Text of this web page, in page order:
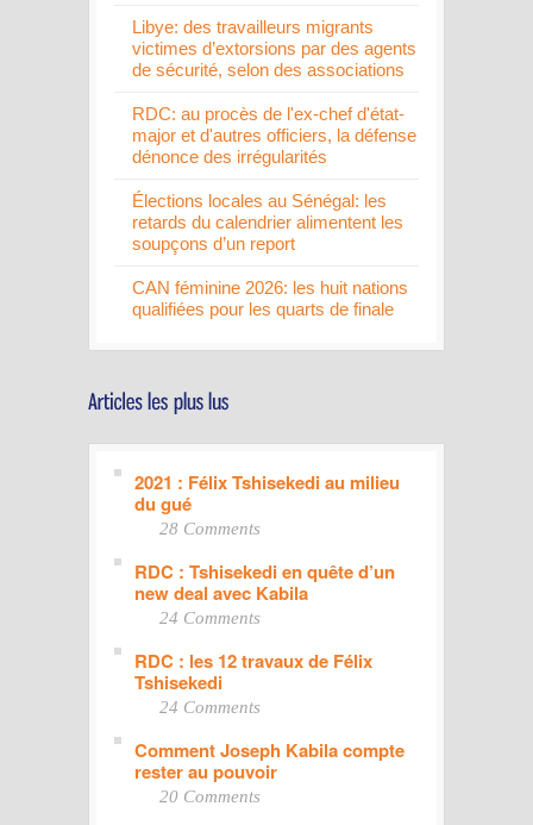
Libye: des travailleurs migrants
victimes d’extorsions par des agents
de sécurité, selon des associations
RDC: au procès de l'ex-chef d'état-
major et d'autres officiers, la défense
dénonce des irrégularités
Élections locales au Sénégal: les
retards du calendrier alimentent les
soupçons d’un report
CAN féminine 2026: les huit nations
qualifiées pour les quarts de finale
2021 : Félix Tshisekedi au milieu
du gué
28 Comments
RDC : Tshisekedi en quête d’un
new deal avec Kabila
24 Comments
RDC : les 12 travaux de Félix
Tshisekedi
24 Comments
Comment Joseph Kabila compte
rester au pouvoir
20 Comments